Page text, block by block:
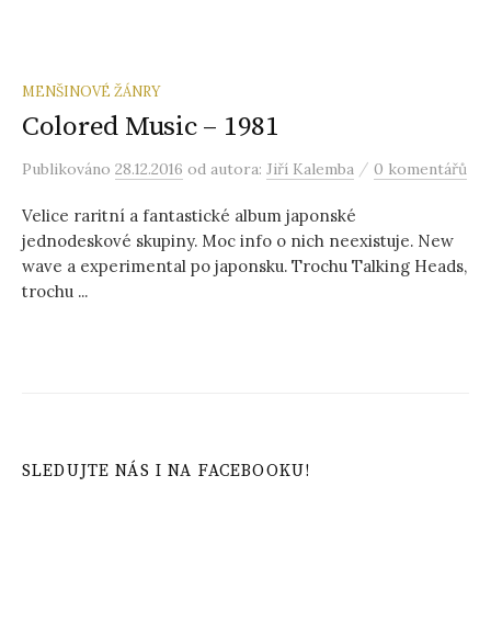
MENŠINOVÉ ŽÁNRY
Colored Music – 1981
Publikováno 28.12.2016 od autora: Jiří Kalemba / 0 komentářů
Velice raritní a fantastické album japonské
jednodeskové skupiny. Moc info o nich neexistuje. New
wave a experimental po japonsku. Trochu Talking Heads,
trochu ...
SLEDUJTE NÁS I NA FACEBOOKU!